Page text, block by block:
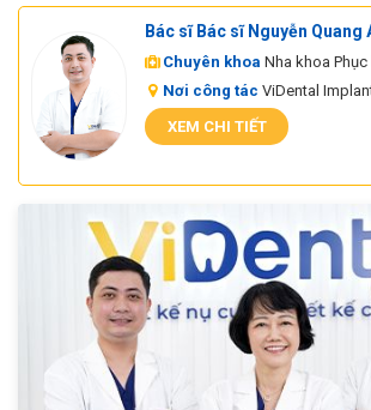
Bác sĩ Bác sĩ Nguyễn Quang
Chuyên khoa Nha khoa Phục
Nơi công tác ViDental
XEM CHI TIẾT